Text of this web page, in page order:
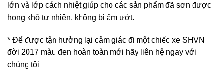
lớn và lớp cách nhiệt giúp cho các sản phẩm đã sơn được
hong khô tự nhiên, không bị ẩm ướt.
* Để được tận hưởng lại cảm giác đi một chiếc xe SHVN
đời 2017 màu đen hoàn toàn mới hãy liên hệ ngay với
chúng tôi